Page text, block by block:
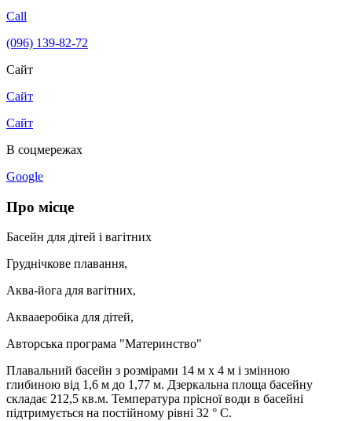
Call
(096) 139-82-72
Сайт
Сайт
Сайт
В соцмережах
Google
Про місце
Басейн для дітей і вагітних
Груднічкове плавання,
Аква-йога для вагітних,
Аквааеробіка для дітей,
Авторська програма "Материнство"
Плавальний басейн з розмірами 14 м х 4 м і змінною
глибиною від 1,6 м до 1,77 м. Дзеркальна площа басейну
складає 212,5 кв.м. Температура прісної води в басейні
підтримується на постійному рівні 32 ° С.